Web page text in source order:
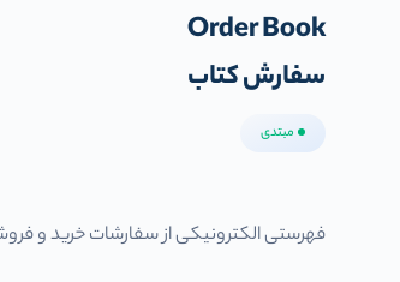
Order Book
سفارش کتاب
مبتدی
فهرستی الکترونیکی از سفارشات خرید و